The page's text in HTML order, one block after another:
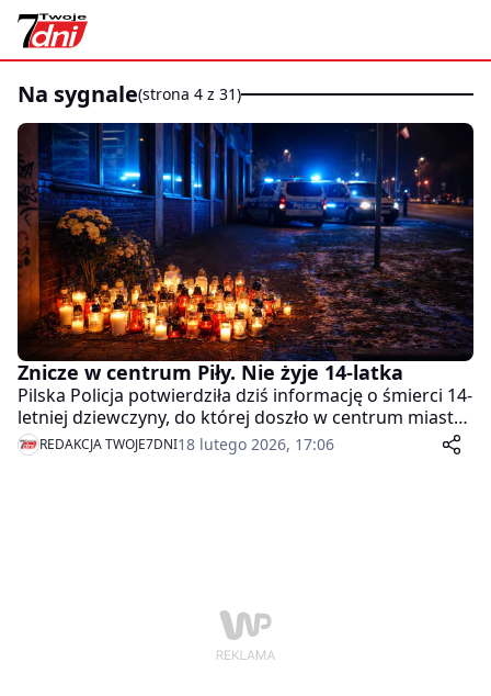
na sygnale(strona 4 z 31)
Znicze w centrum Piły. Nie żyje 14-latka
Pilska Policja potwierdziła dziś informację o śmierci 14-
letniej dziewczyny, do której doszło w centrum miasta
w miniony piątek.
REDAKCJA TWOJE7DNI18 lutego 2026, 17:06